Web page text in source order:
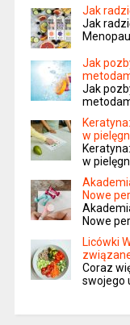
Jak
Jak
Jak
Jak
w
w
Nowe
Nowe
Licówki
Coraz
swojego